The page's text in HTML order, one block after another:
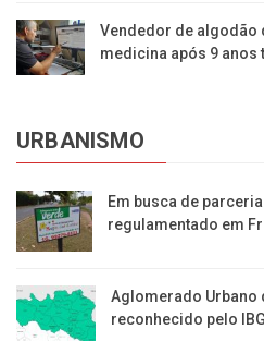
Vendedor de algodão
medicina após 9 anos
URBANISMO
Em busca de
regulamentado em
Aglomerado Urbano
reconhecido pelo